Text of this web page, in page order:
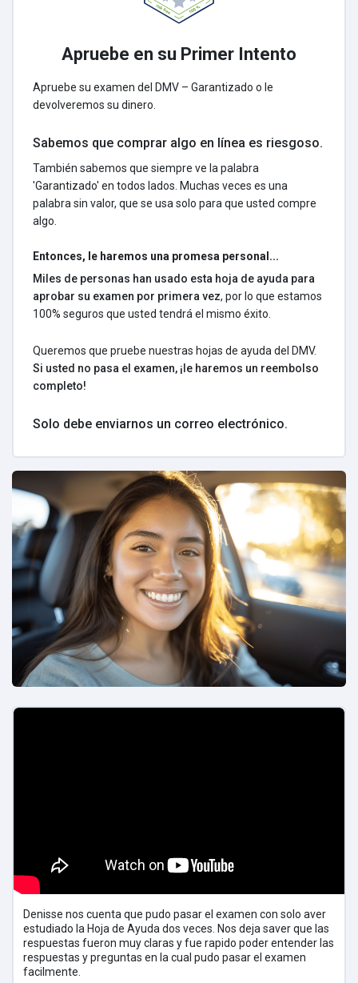
Apruebe en su Primer Intento
Apruebe su examen del DMV – Garantizado o le
devolveremos su dinero.
Sabemos que comprar algo en línea es riesgoso.
También sabemos que siempre ve la palabra
'Garantizado' en todos lados. Muchas veces es una
palabra sin valor, que se usa solo para que usted compre
algo.
Entonces, le haremos una promesa personal...
Miles de personas han usado esta hoja de ayuda para
aprobar su examen por primera vez, por lo que estamos
100% seguros que usted tendrá el mismo éxito.
Queremos que pruebe nuestras hojas de ayuda del DMV.
Si usted no pasa el examen, ¡le haremos un reembolso
completo!
Solo debe enviarnos un correo electrónico.
Denisse nos cuenta que pudo pasar el examen con solo aver
estudiado la Hoja de Ayuda dos veces. Nos deja saver que las
respuestas fueron muy claras y fue rapido poder entender las
respuestas y preguntas en la cual pudo pasar el examen
facilmente.